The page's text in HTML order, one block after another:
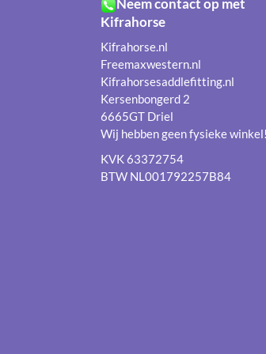
Neem contact op met
Kifrahorse
Kifrahorse.nl
Freemaxwestern.nl
Kifrahorsesaddlefitting.nl
Kersenbongerd 2
6665GT Driel
Wij hebben geen fysieke
KVK 63372754
BTW NL001792257B84